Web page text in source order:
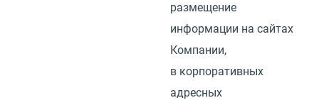
размещение
информации на сайтах
Компании,
в корпоративных
адресных